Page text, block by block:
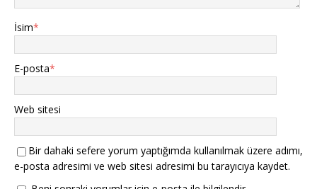
İsim*
E-posta*
Web sitesi
Bir dahaki sefere yorum yaptığımda kullanılmak üzere adımı,
e-posta adresimi ve web sitesi adresimi bu tarayıcıya kaydet.